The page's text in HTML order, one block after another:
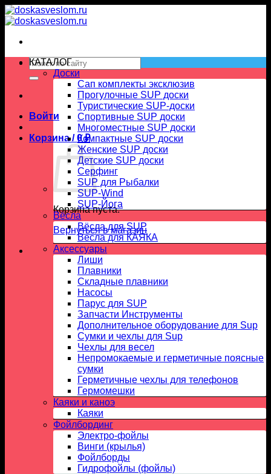
Skip
to
Искать:
Войти
Корзина /0₽
Корзина пуста.
Вернуться в магазин
КАТАЛОГ
Доски
Сап комплекты эксклюзив
Прогулочные SUP доски
Туристические SUP-доски
Спортивные SUP доски
Многоместные SUP доски
Компактные SUP доски
Женские SUP доски
Детские SUP доски
Серфинг
SUP для Рыбалки
SUP-Wind
SUP-Йога
Вёсла
Вёсла для SUP
Весла для КАЯКА
Аксессуары
Лиши
Плавники
Складные плавники
Насосы
Парус для SUP
Запчасти Инструменты
Дополнительное оборудование для Sup
Сумки и чехлы для Sup
Чехлы для весел
Непромокаемые и герметичные поясные
сумки
Герметичные чехлы для телефонов
Гермомешки
Каяки и каноэ
Каяки
Фойлбординг
Электро-фойлы
Винги (крылья)
Фойлборды
Гидрофойлы (фойлы)